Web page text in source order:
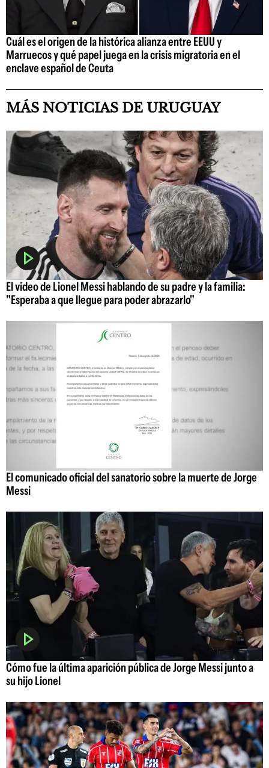
Cuál es el origen de la histórica alianza entre EEUU y
Marruecos y qué papel juega en la crisis migratoria en el
enclave español de Ceuta
MÁS NOTICIAS DE URUGUAY
El video de Lionel Messi hablando de su padre y la familia:
"Esperaba a que llegue para poder abrazarlo"
El comunicado oficial del sanatorio sobre la muerte de Jorge
Messi
Cómo fue la última aparición pública de Jorge Messi junto a
su hijo Lionel